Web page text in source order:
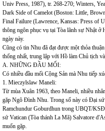
Univ Press, 1987), tr. 268-270; Winters,
Dark Side of Camelot (Boston: Little,
Final Failure (Lawrence, Kansas: Press of
thông ngôn phục vụ tại Tòa lãnh sự Nhật ở
ngày này.
Cũng có tin Nhu đã đạt được một thỏa
thống nhất, trung lập với Hồ làm Chủ tịch
A. NHỮNG ĐẦU MỐI:
Có nhiều đầu mối Cộng Sản mà Nhu tiếp
1. Mieczylslaw Maneli:
Từ mùa Xuân 1963, theo Maneli, nhiều
gặp Ngô Đình Nhu. Trong số này có Đại
Ramchundur Goburdhun trong UBQT/
sứ Vatican (Tòa thánh La Mã) Salvatore
muốn gặp.